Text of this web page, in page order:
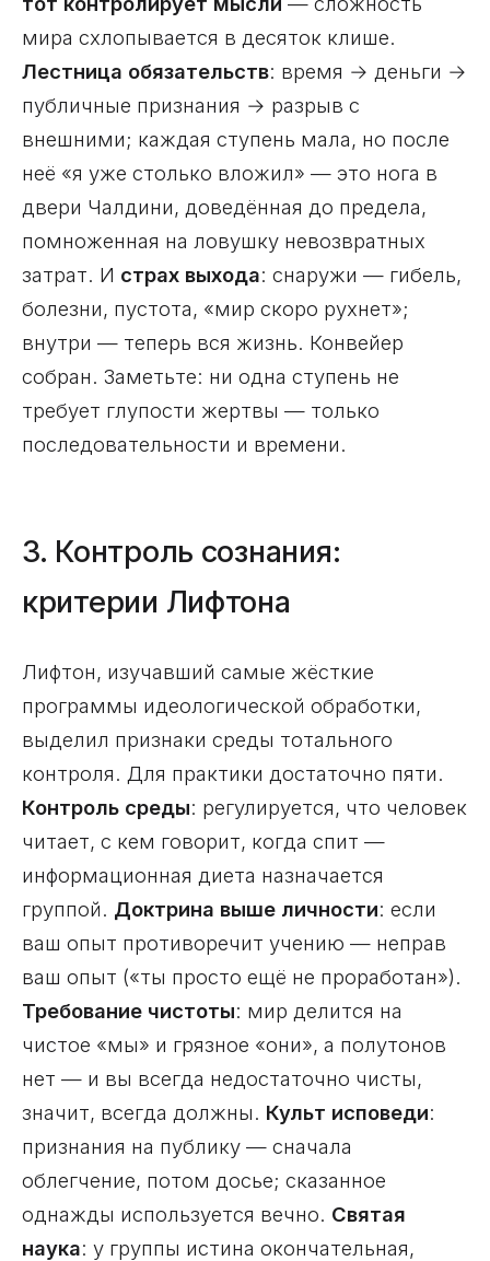
мира схлопывается в десяток клише.
Лестница обязательств: время → деньги →
публичные признания → разрыв с
внешними; каждая ступень мала, но после
неё «я уже столько вложил» — это нога в
двери Чалдини, доведённая до предела,
помноженная на ловушку невозвратных
затрат. И страх выхода: снаружи — гибель,
болезни, пустота, «мир скоро рухнет»;
внутри — теперь вся жизнь. Конвейер
собран. Заметьте: ни одна ступень не
требует глупости жертвы — только
последовательности и времени.
3. Контроль сознания:
критерии Лифтона
Лифтон, изучавший самые жёсткие
программы идеологической обработки,
выделил признаки среды тотального
контроля. Для практики достаточно пяти.
Контроль среды: регулируется, что человек
читает, с кем говорит, когда спит —
информационная диета назначается
группой. Доктрина выше личности: если
ваш опыт противоречит учению — неправ
ваш опыт («ты просто ещё не проработан»).
Требование чистоты: мир делится на
чистое «мы» и грязное «они», а полутонов
нет — и вы всегда недостаточно чисты,
значит, всегда должны. Культ исповеди:
признания на публику — сначала
облегчение, потом досье; сказанное
однажды используется вечно. Святая
наука: у группы истина окончательная,